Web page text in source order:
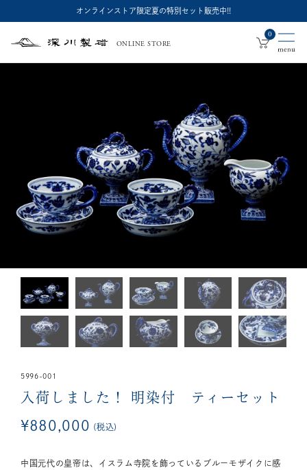
オンラインストア限定夏の特別セット販売中!!
深
製
ONLINE STORE
0
5996-001
入荷しました！ 明染付 ティーセット
¥880,000 税込
中国元代の皇帝は、イスラム寺院を飾っているブルーモザイクに感